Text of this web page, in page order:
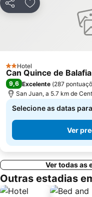
Puerto Deportivo Marina
Sant Francesc Xavier
Cala Imatge
Cala Salada
PartilharAdicionar aos
2 Estrelas
Hotel
Can Quince de
9,6 Excelente (287
San Juan, a 5.7 km de
Selecione as datas
Ver
Ver todas as
Outras estadias